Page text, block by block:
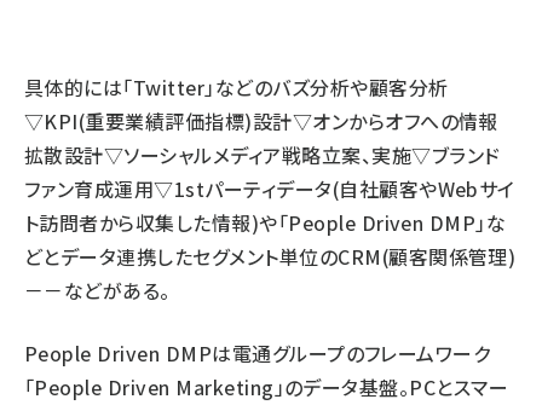
具体的には「Twitter」などのバズ分析や顧客分析
▽KPI(重要業績評価指標)設計▽オンからオフへの情報
拡散設計▽ソーシャルメディア戦略立案、実施▽ブランド
ファン育成運用▽1stパーティデータ(自社顧客やWebサイ
ト訪問者から収集した情報)や「People Driven DMP」な
どとデータ連携したセグメント単位のCRM(顧客関係管理)
－－などがある。
People Driven DMPは電通グループのフレームワーク
「People Driven Marketing」のデータ基盤。PCとスマー